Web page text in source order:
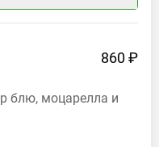
860 ₽
блю, моцарелла и